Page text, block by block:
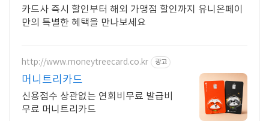
카드사 즉시 할인부터 해외 가맹점 할인까지 유니온페이
만의 특별한 혜택을 만나보세요
http://www.moneytreecard.co.kr 광고
머니트리카드
신용점수 상관없는 연회비무료 발급비
무료 머니트리카드